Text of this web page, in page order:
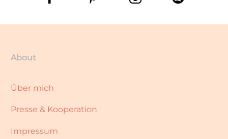
About
Über mich
Presse & Kooperation
Impressum